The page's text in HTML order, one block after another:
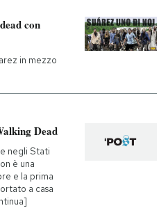
con
in mezzo
Dead
negli Stati
è una
e la prima
a casa